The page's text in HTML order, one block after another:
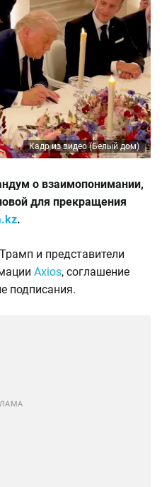
Кадр из видео (Белый дом)
о взаимопонимании,
для прекращения
.
и представители
Axios, соглашение
подписания.